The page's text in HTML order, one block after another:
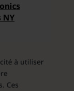
NY
à utiliser
Ces